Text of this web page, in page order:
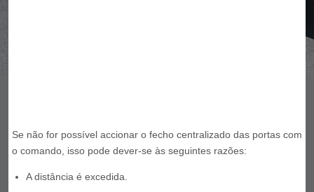
Se não for possível accionar o fecho centralizado das portas com
o comando, isso pode dever-se às seguintes razões:
A distância é excedida.